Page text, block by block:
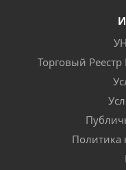
Торговый
Политика